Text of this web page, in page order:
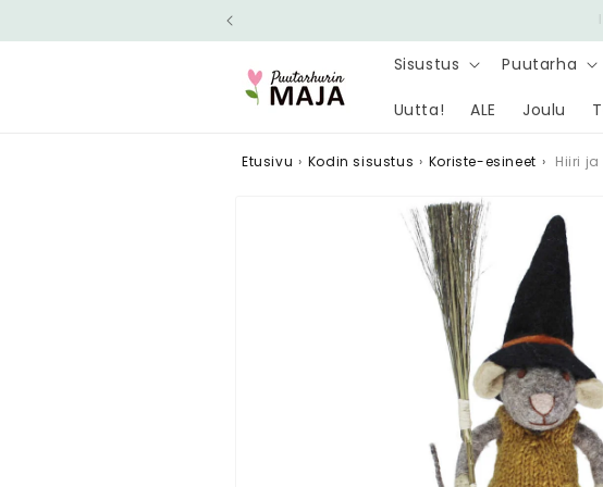
sisältöön
Nopea
Sisustus Puutarha
Uutta! ALE Joulu
Etusivu › Kodin sisustus › Koriste-esineet › Hiiri